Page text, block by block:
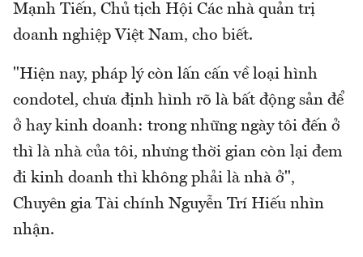
Mạnh Tiến, Chủ tịch Hội Các nhà quản trị
doanh nghiệp Việt Nam, cho biết.
"Hiện nay, pháp lý còn lấn cấn về loại hình
condotel, chưa định hình rõ là bất động sản để
ở hay kinh doanh: trong những ngày tôi đến ở
thì là nhà của tôi, nhưng thời gian còn lại đem
đi kinh doanh thì không phải là nhà ở",
Chuyên gia Tài chính Nguyễn Trí Hiếu nhìn
nhận.